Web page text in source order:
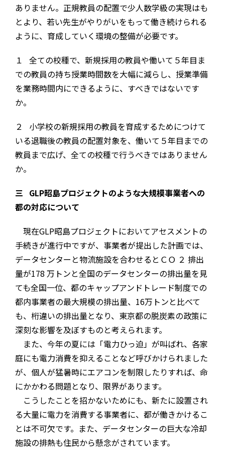
ありません。正規教員の配置で少人数学級の実現はも
とより、若い先生がやりがいをもって働き続けられる
ように、育成していく環境の整備が必要です。
１ 全ての校種で、新規採用の教員や働いて５年目ま
での教員の持ち授業時間数を大幅に減らし、授業準備
を業務時間内にできるように、すべきではないです
か。
２ 小学校の新規採用の教員を育成するためにつけて
いる退職後の教員の配置対象を、働いて５年目までの
教員まで広げ、全ての校種で行うべきではありません
か。
三 GLP昭島プロジェクトのような大規模事業者への
都の対応について
現在GLP昭島プロジェクトにおいてアセスメントの
手続きが進行中ですが、事業者が提出した計画では、
データセンターと物流施設を合わせるとＣＯ ２ 排出
量が178 万トンと全国のデータセンターの排出量を見
ても全国一位、都のキャップアンドトレード制度での
都内事業者の最大規模の排出量、16万トンと比べて
も、桁違いの排出量となり、東京都の脱炭素の政策に
深刻な影響を及ぼすものと考えられます。
また、今年の夏には「電力ひっ迫」が叫ばれ、各家
庭にも電力消費を抑えることなど呼びかけられました
が、個人が猛暑時にエアコンを制限したりすれば、命
にかかわる問題となり、限界があります。
こうしたことを招かないためにも、新たに設置され
る大量に電力を消費する事業者に、都が働きかけるこ
とは不可欠です。また、データセンターの巨大な冷却
施設の排熱も住民から懸念がされています。